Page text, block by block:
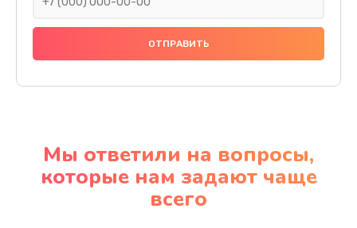
Мы ответили на вопросы,
которые нам задают чаще
всего